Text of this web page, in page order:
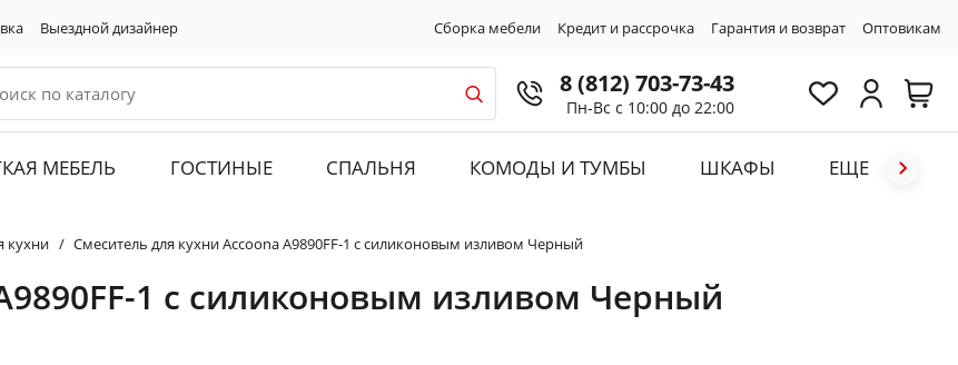
Выездной дизайнер Сборка мебели Кредит и рассрочка Гарантия и возврат Оптовикам
8 (812) 703-73-43
Пн-Вс с 10:00 до 22:00
МЕБЕЛЬ ГОСТИНЫЕ СПАЛЬНЯ КОМОДЫ И ТУМБЫ ШКАФЫ ЕЩЕ
кухни Смеситель для кухни Accoona A9890FF-1 с силиконовым изливом Черный
1 с силиконовым изливом Черный